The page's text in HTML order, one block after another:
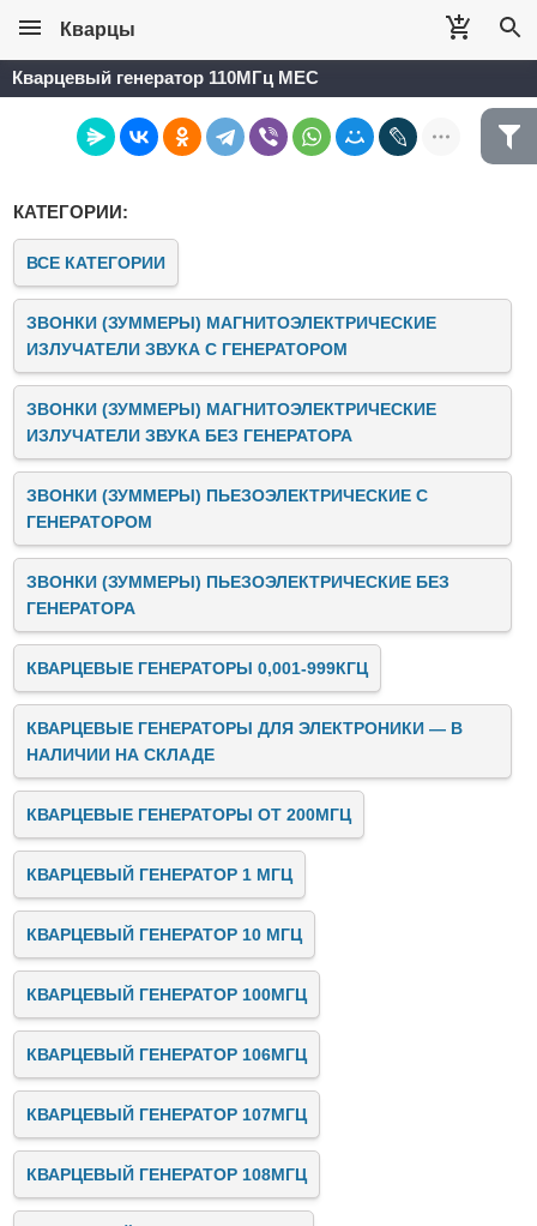
Кварцы
Кварцевый генератор 110МГц MEC
КАТЕГОРИИ:
ВСЕ КАТЕГОРИИ
ЗВОНКИ (ЗУММЕРЫ) МАГНИТОЭЛЕКТРИЧЕСКИЕ
ИЗЛУЧАТЕЛИ ЗВУКА C ГЕНЕРАТОРОМ
ЗВОНКИ (ЗУММЕРЫ) МАГНИТОЭЛЕКТРИЧЕСКИЕ
ИЗЛУЧАТЕЛИ ЗВУКА БЕЗ ГЕНЕРАТОРА
ЗВОНКИ (ЗУММЕРЫ) ПЬЕЗОЭЛЕКТРИЧЕСКИЕ C
ГЕНЕРАТОРОМ
ЗВОНКИ (ЗУММЕРЫ) ПЬЕЗОЭЛЕКТРИЧЕСКИЕ БЕЗ
ГЕНЕРАТОРА
КВАРЦЕВЫЕ ГЕНЕРАТОРЫ 0,001-999КГЦ
КВАРЦЕВЫЕ ГЕНЕРАТОРЫ ДЛЯ ЭЛЕКТРОНИКИ — В
НАЛИЧИИ НА СКЛАДЕ
КВАРЦЕВЫЕ ГЕНЕРАТОРЫ ОТ 200МГЦ
КВАРЦЕВЫЙ ГЕНЕРАТОР 1 МГЦ
КВАРЦЕВЫЙ ГЕНЕРАТОР 10 МГЦ
КВАРЦЕВЫЙ ГЕНЕРАТОР 100МГЦ
КВАРЦЕВЫЙ ГЕНЕРАТОР 106МГЦ
КВАРЦЕВЫЙ ГЕНЕРАТОР 107МГЦ
КВАРЦЕВЫЙ ГЕНЕРАТОР 108МГЦ